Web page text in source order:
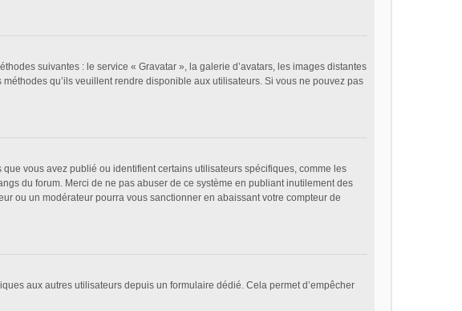
suivantes : le service « Gravatar », la galerie d’avatars, les images distantes
qu’ils veuillent rendre disponible aux utilisateurs. Si vous ne pouvez pas
vous avez publié ou identifient certains utilisateurs spécifiques, comme les
du forum. Merci de ne pas abuser de ce système en publiant inutilement des
ou un modérateur pourra vous sanctionner en abaissant votre compteur de
aux autres utilisateurs depuis un formulaire dédié. Cela permet d’empêcher